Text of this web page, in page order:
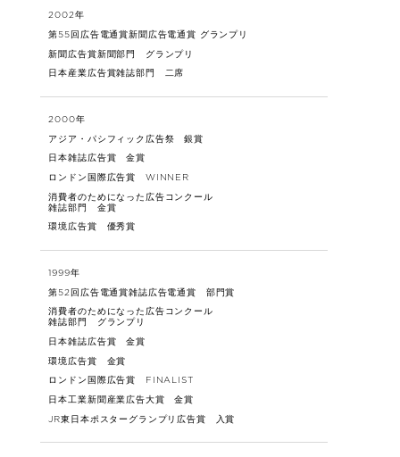
2002年
第55回広告電通賞新聞広告電通賞 グランプリ
新聞広告賞新聞部門 グランプリ
日本産業広告賞雑誌部門 二席
2000年
アジア・パシフィック広告祭 銀賞
日本雑誌広告賞 金賞
ロンドン国際広告賞 WINNER
消費者のためになった広告コンクール
雑誌部門 金賞
環境広告賞 優秀賞
1999年
第52回広告電通賞雑誌広告電通賞 部門賞
消費者のためになった広告コンクール
雑誌部門 グランプリ
日本雑誌広告賞 金賞
環境広告賞 金賞
ロンドン国際広告賞 FINALIST
日本工業新聞産業広告大賞 金賞
JR東日本ポスターグランプリ広告賞 入賞